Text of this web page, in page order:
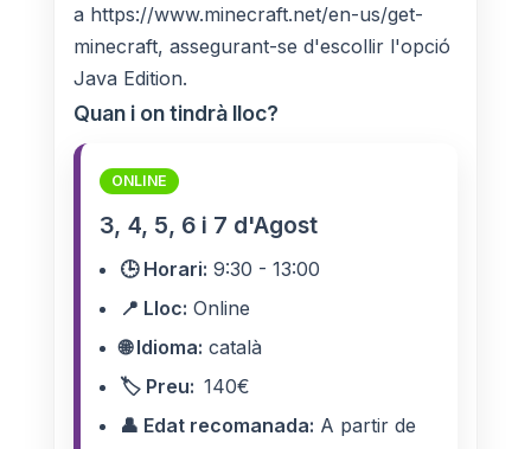
a https://www.minecraft.net/en-us/get-
minecraft, assegurant-se d'escollir l'opció
Java Edition.
Quan i on tindrà lloc?
ONLINE
3, 4, 5, 6 i 7 d'Agost
🕒 Horari: 9:30 - 13:00
📍 Lloc: Online
🌐 Idioma: català
🏷️ Preu: 140€
👤 Edat recomanada: A partir de